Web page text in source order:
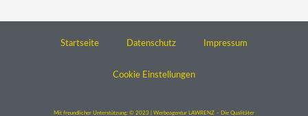
Startseite Datenschutz Impressum
Cookie Einstellungen
Mit freundlicher Unterstützung: © 2023 | Werbeagentur LAWRENZ – Die Qualitäter